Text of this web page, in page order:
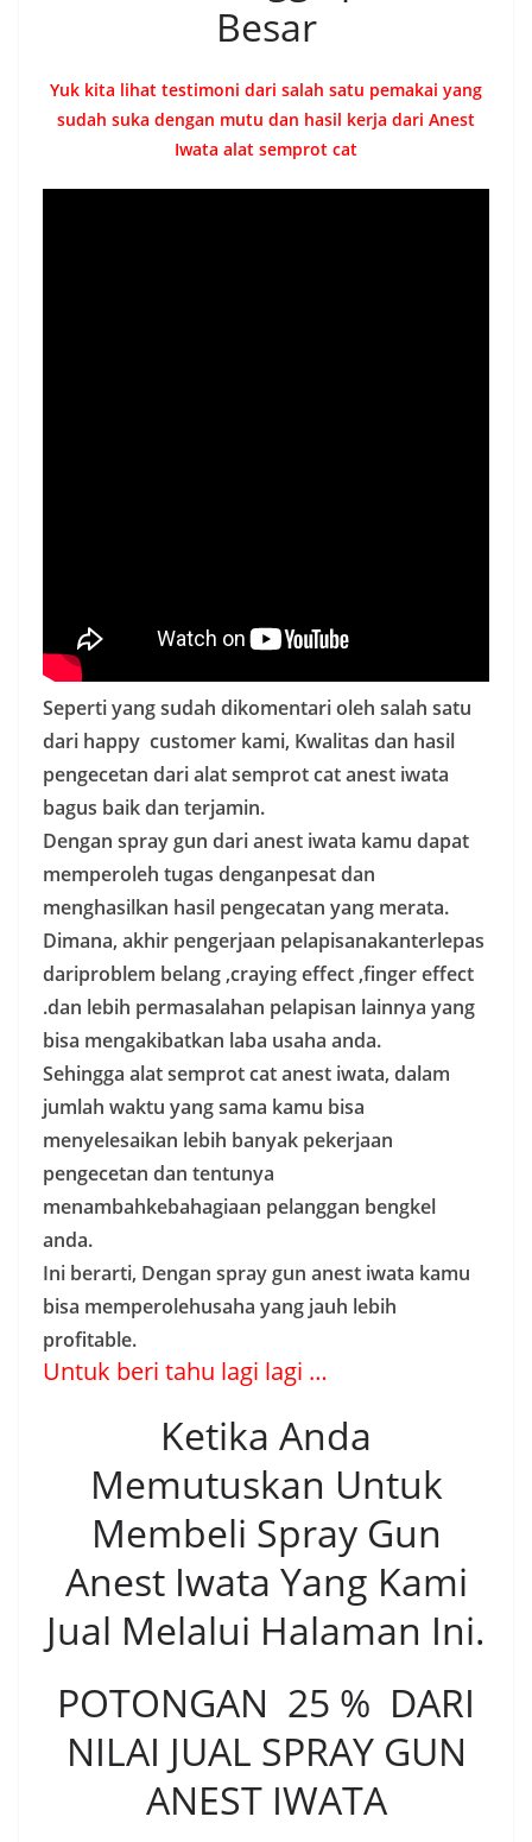
Besar
Yuk kita lihat testimoni dari salah satu pemakai yang
sudah suka dengan mutu dan hasil kerja dari Anest
Iwata alat semprot cat
Seperti yang sudah dikomentari oleh salah satu
dari happy customer kami, Kwalitas dan hasil
pengecetan dari alat semprot cat anest iwata
bagus baik dan terjamin.
Dengan spray gun dari anest iwata kamu dapat
memperoleh tugas denganpesat dan
menghasilkan hasil pengecatan yang merata.
Dimana, akhir pengerjaan pelapisanakanterlepas
dariproblem belang ,craying effect ,finger effect
.dan lebih permasalahan pelapisan lainnya yang
bisa mengakibatkan laba usaha anda.
Sehingga alat semprot cat anest iwata, dalam
jumlah waktu yang sama kamu bisa
menyelesaikan lebih banyak pekerjaan
pengecetan dan tentunya
menambahkebahagiaan pelanggan bengkel
anda.
Ini berarti, Dengan spray gun anest iwata kamu
bisa memperolehusaha yang jauh lebih
profitable.
Untuk beri tahu lagi lagi …
Ketika Anda
Memutuskan Untuk
Membeli Spray Gun
Anest Iwata Yang Kami
Jual Melalui Halaman Ini.
POTONGAN 25 % DARI
NILAI JUAL SPRAY GUN
ANEST IWATA